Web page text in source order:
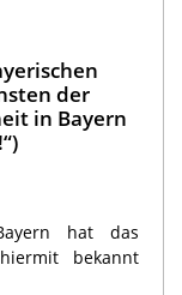
der
in Bayern
hat das
bekannt